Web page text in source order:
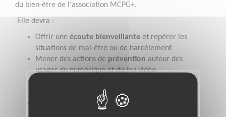
du bien-être de l'association MCPG+.
Elle devra :
Offrir une écoute bienveillante et repérer les
situations de mal-être ou de harcèlement
Mener des actions de prévention autour des
usages du numérique et du jeu vidéo
comportements à risque
Contribuer à maintenir unespace sain,